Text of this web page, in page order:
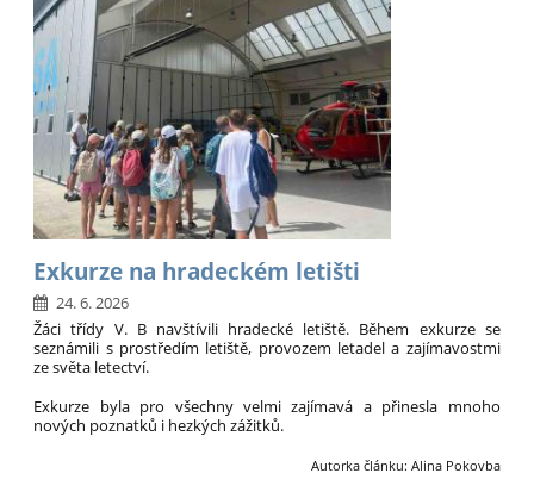
Exkurze na hradeckém letišti
24. 6. 2026
Žáci třídy V. B navštívili hradecké letiště. Během exkurze se
seznámili s prostředím letiště, provozem letadel a zajímavostmi
ze světa letectví.
Exkurze byla pro všechny velmi zajímavá a přinesla mnoho
nových poznatků i hezkých zážitků.
Autorka článku: Alina Pokovba